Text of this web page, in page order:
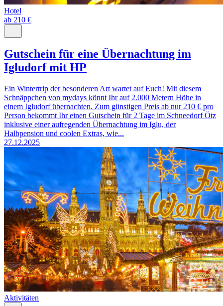
Hotel
ab 210 €
Gutschein für eine Übernachtung im
Igludorf mit HP
Ein Wintertrip der besonderen Art wartet auf Euch! Mit diesem
Schnäppchen von mydays könnt Ihr auf 2.000 Metern Höhe in
einem Igludorf übernachten. Zum günstigen Preis ab nur 210 € pro
Person bekommt Ihr einen Gutschein für 2 Tage im Schneedorf Ötz
inklusive einer aufregenden Übernachtung im Iglu, der
Halbpension und coolen Extras, wie...
27.12.2025
Aktivitäten